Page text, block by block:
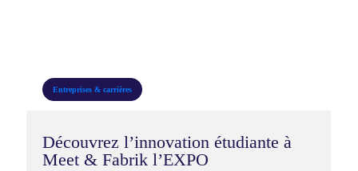
International
Entreprises & carrières
Découvrez l’innovation étudiante à
Meet & Fabrik l’EXPO